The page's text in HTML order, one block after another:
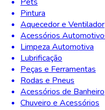
Pintura
Aquecedor e Ventilador
Acessórios
Limpeza Automotiva
Lubrificação
Peças e Ferramentas
Rodas e Pneus
Acessórios de Banheiro
Chuveiro e Acessórios